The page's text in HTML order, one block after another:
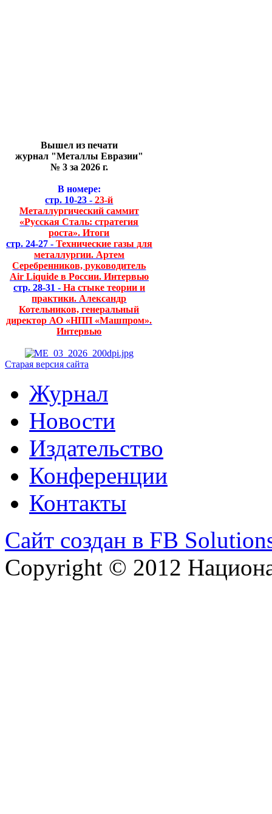
Вышел из печати
журнал "Металлы Евразии"
№ 3 за 2026 г.
В номере:
стр. 10-23 - 23-й
Металлургический саммит
«Русская Сталь: стратегия
роста». Итоги
стр. 24-27 - Технические газы для
металлургии. Артем
Серебренников, руководитель
Air Liquide в России. Интервью
стр. 28-31 - На стыке теории и
практики. Александр
Котельников, генеральный
директор АО «НПП «Машпром».
Интервью
Старая версия сайта
Журнал
Новости
Издательство
Конференции
Контакты
Сайт создан в FB
Copyright © 2012